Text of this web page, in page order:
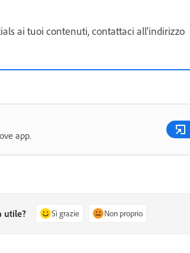
ai tuoi contenuti, contattaci all'indirizzo
app.
utile? Sì grazie Non proprio